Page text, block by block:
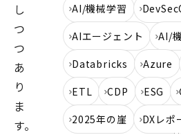
し
つ
つ
あ
り
ま
す。
AI/機械学習
AIエージェント
AI/
Databricks
Azure
ETL
CDP ESG
2025年の崖
DXレポ